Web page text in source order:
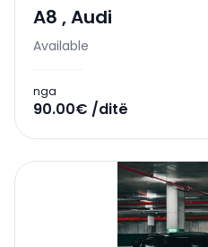
A8 ,Audi
Available
nga
90.00€ /ditë